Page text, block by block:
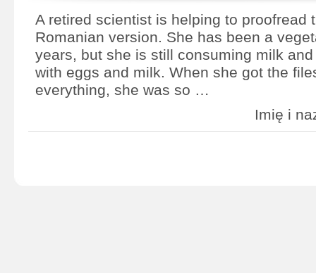
A retired scientist is helping to proofread
Romanian version. She has been a
years, but she is still consuming milk
with eggs and milk. When she got the
everything, she was so …
Imię i